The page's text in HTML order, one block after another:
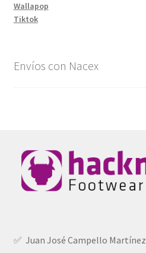
Wallapop
Tiktok
Envíos con Nacex
✅ Juan José Campello Martínez